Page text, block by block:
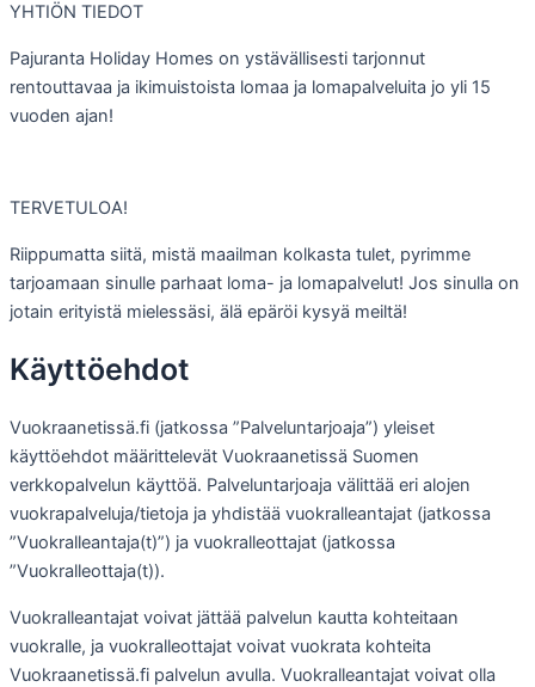
YHTIÖN TIEDOT
Pajuranta Holiday Homes on ystävällisesti tarjonnut
rentouttavaa ja ikimuistoista lomaa ja lomapalveluita jo yli 15
vuoden ajan!
TERVETULOA!
Riippumatta siitä, mistä maailman kolkasta tulet, pyrimme
tarjoamaan sinulle parhaat loma- ja lomapalvelut! Jos sinulla on
jotain erityistä mielessäsi, älä epäröi kysyä meiltä!
Käyttöehdot
Vuokraanetissä.fi (jatkossa ”Palveluntarjoaja”) yleiset
käyttöehdot määrittelevät Vuokraanetissä Suomen
verkkopalvelun käyttöä. Palveluntarjoaja välittää eri alojen
vuokrapalveluja/tietoja ja yhdistää vuokralleantajat (jatkossa
”Vuokralleantaja(t)”) ja vuokralleottajat (jatkossa
”Vuokralleottaja(t)).
Vuokralleantajat voivat jättää palvelun kautta kohteitaan
vuokralle, ja vuokralleottajat voivat vuokrata kohteita
Vuokraanetissä.fi palvelun avulla. Vuokralleantajat voivat olla